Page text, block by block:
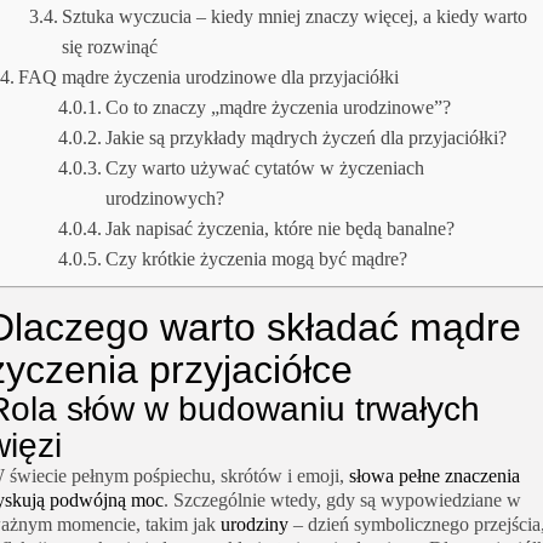
Sztuka wyczucia – kiedy mniej znaczy więcej, a kiedy warto
się rozwinąć
FAQ mądre życzenia urodzinowe dla przyjaciółki
Co to znaczy „mądre życzenia urodzinowe”?
Jakie są przykłady mądrych życzeń dla przyjaciółki?
Czy warto używać cytatów w życzeniach
urodzinowych?
Jak napisać życzenia, które nie będą banalne?
Czy krótkie życzenia mogą być mądre?
warto składać mądre
przyjaciółce
słów w budowaniu trwałych
świecie pełnym pośpiechu, skrótów i emoji, słowa pełne znaczenia
podwójną moc. Szczególnie wtedy, gdy są wypowiedziane w
momencie, takim jak urodziny – dzień symbolicznego